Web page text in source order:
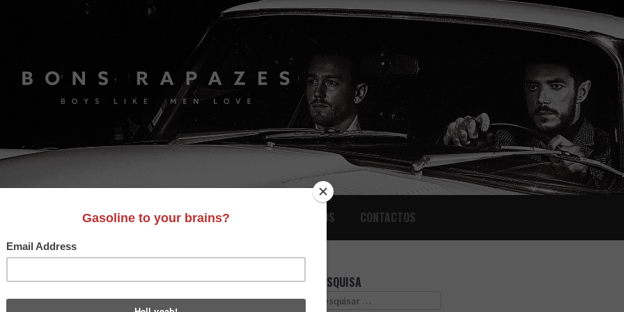
LIFESTYLE VIDEO MOTORES BONS AMIGOS CONTACTOS
PESQUISA
Search